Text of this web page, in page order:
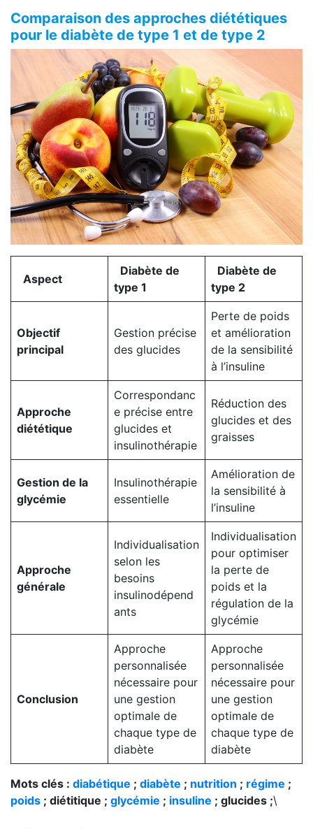
Comparaison des approches diététiques
pour le diabète de type 1 et de type 2
Aspect
Diabète de
type 1
Diabète de
type 2
Objectif
principal
Gestion précise
des glucides
Perte de poids
et amélioration
de la sensibilité
à l’insuline
Approche
diététique
Correspondanc
e précise entre
glucides et
insulinothérapie
Réduction des
glucides et des
graisses
Gestion de la
glycémie
Insulinothérapie
essentielle
Amélioration de
la sensibilité à
l’insuline
Approche
générale
Individualisation
selon les
besoins
insulinodépend
ants
Individualisation
pour optimiser
la perte de
poids et la
régulation de la
glycémie
Conclusion
Approche
personnalisée
nécessaire pour
une gestion
optimale de
chaque type de
diabète
Approche
personnalisée
nécessaire pour
une gestion
optimale de
chaque type de
diabète
Mots clés : diabétique ; diabète ; nutrition ; régime ;
poids ; diétitique ; glycémie ; insuline ; glucides ;\